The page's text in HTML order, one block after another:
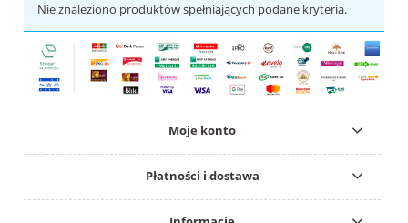
Nie znaleziono produktów spełniających podane kryteria.
Moje konto
Płatności i dostawa